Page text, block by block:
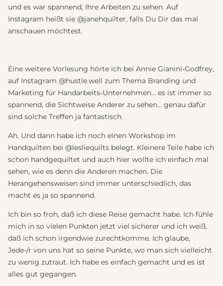
und es war spannend, Ihre Arbeiten zu sehen. Auf
Instagram heißt sie @janehquilter, falls Du Dir das mal
anschauen möchtest.
Eine weitere Vorlesung hörte ich bei Annie Gianini-Godfrey,
auf Instagram @hustle.well zum Thema Branding und
Marketing für Handarbeits-Unternehmen… es ist immer so
spannend, die Sichtweise Anderer zu sehen… genau dafür
sind solche Treffen ja fantastisch.
Ah. Und dann habe ich noch einen Workshop im
Handquilten bei @lesliequilts belegt. Kleinere Teile habe ich
schon handgequiltet und auch hier wollte ich einfach mal
sehen, wie es denn die Anderen machen. Die
Herangehensweisen sind immer unterschiedlich, das
macht es ja so spannend.
Ich bin so froh, daß ich diese Reise gemacht habe. Ich fühle
mich in so vielen Punkten jetzt viel sicherer und ich weiß,
daß ich schon irgendwie zurechtkomme. Ich glaube,
Jede-/r von uns hat so seine Punkte, wo man sich vielleicht
zu wenig zutraut. Ich habe es einfach gemacht und es ist
alles gut gegangen.